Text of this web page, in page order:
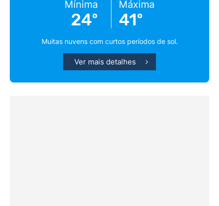
Mínima
24º
Máxima
41º
Muitas nuvens com curtos períodos de sol.
Ver mais detalhes